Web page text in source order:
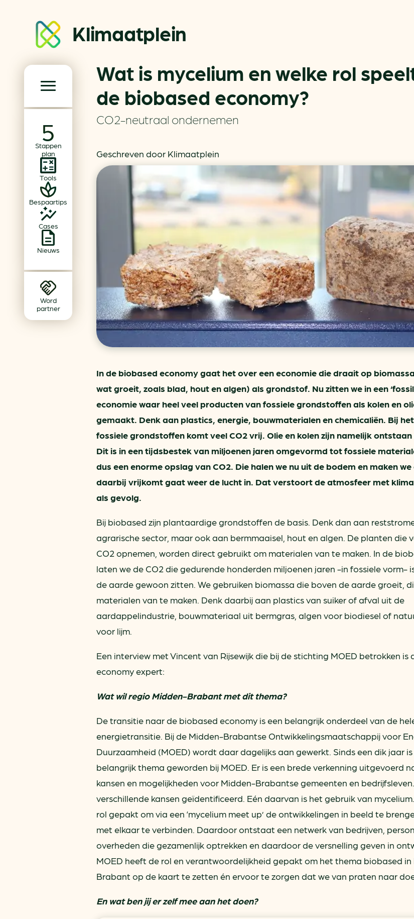
Klimaatplein
Stappen
plan
Tools
Bespaartips
Cases
Nieuws
Word
partner
Klimaatplein
Hoofd­navigatie
Partners
Word partner
Events
Nieuwsbrief
Dossiers
Achtergrond klimaatverandering
Beprijzing van CO2
Ondernemen zonder aardgas
Verduurzamen bedrijventerrein
Klimaattransitie op wijkniveau
Besparen
In je gebouw
Op vervoer
In de bedrijfsvoering
MKB energie
Subsidiewijzer
Voorkomen van
Autobrandstof
Verlichtingscan
Wegwijzers
Hergebruiken of
voor het MKB
Energie
Wat is mycelium en welke rol
de biobased economy?
CO2-neutraal ondernemen
Geschreven door Klimaatplein
In de biobased economy gaat het over een economie die draait op
wat groeit, zoals blad, hout en algen) als grondstof. Nu zitten we in een
economie waar heel veel producten van fossiele grondstoffen als kolen en
gemaakt. Denk aan plastics, energie, bouwmaterialen en chemicaliën. Bij
fossiele grondstoffen komt veel CO2 vrij. Olie en kolen zijn namelijk
Dit is in een tijdsbestek van miljoenen jaren omgevormd tot fossiele
dus een enorme opslag van CO2. Die halen we nu uit de bodem en maken we
daarbij vrijkomt gaat weer de lucht in. Dat verstoort de atmosfeer met
als gevolg.
Bij biobased zijn plantaardige grondstoffen de basis. Denk dan aan
agrarische sector, maar ook aan bermmaaisel, hout en algen. De planten die
CO2 opnemen, worden direct gebruikt om materialen van te maken. In de
laten we de CO2 die gedurende honderden miljoenen jaren -in fossiele vorm-
de aarde gewoon zitten. We gebruiken biomassa die boven de aarde groeit,
materialen van te maken. Denk daarbij aan plastics van suiker of afval uit de
aardappelindustrie, bouwmateriaal uit bermgras, algen voor biodiesel of
voor lijm.
Een interview met Vincent van Rijsewijk die bij de stichting MOED betrokken is
economy expert:
Wat wil regio Midden-Brabant met dit thema?
De transitie naar de biobased economy is een belangrijk onderdeel van de
energietransitie. Bij de Midden-Brabantse Ontwikkelingsmaatschappij voor
Duurzaamheid (MOED) wordt daar dagelijks aan gewerkt. Sinds een dik jaar
belangrijk thema geworden bij MOED. Er is een brede verkenning uitgevoerd
kansen en mogelijkheden voor Midden-Brabantse gemeenten en
verschillende kansen geïdentificeerd. Eén daarvan is het gebruik van
rol gepakt om via een ‘mycelium meet up’ de ontwikkelingen in beeld te
met elkaar te verbinden. Daardoor ontstaat een netwerk van bedrijven,
overheden die gezamenlijk optrekken en daardoor de versnelling geven in
MOED heeft de rol en verantwoordelijkheid gepakt om het thema biobased
Brabant op de kaart te zetten én ervoor te zorgen dat we van praten naar
En wat ben jij er zelf mee aan het doen?